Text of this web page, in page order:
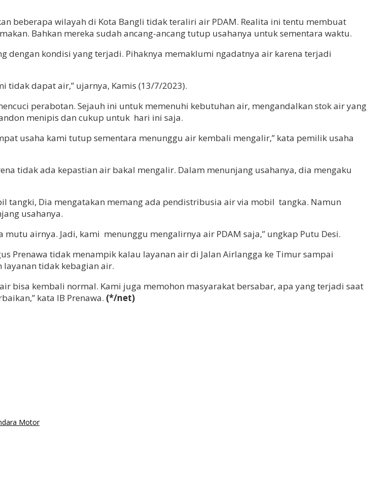
beberapa wilayah di Kota Bangli tidak teraliri air PDAM. Realita ini tentu membuat
Bahkan mereka sudah ancang-ancang tutup usahanya untuk sementara waktu.
dengan kondisi yang terjadi. Pihaknya memaklumi ngadatnya air karena terjadi
dapat air,” ujarnya, Kamis (13/7/2023).
perabotan. Sejauh ini untuk memenuhi kebutuhan air, mengandalkan stok air yang
menipis dan cukup untuk hari ini saja.
usaha kami tutup sementara menunggu air kembali mengalir,” kata pemilik usaha
tidak ada kepastian air bakal mengalir. Dalam menunjang usahanya, dia mengaku
Dia mengatakan memang ada pendistribusia air via mobil tangka. Namun
usahanya.
airnya. Jadi, kami menunggu mengalirnya air PDAM saja,” ungkap Putu Desi.
Prenawa tidak menampik kalau layanan air di Jalan Airlangga ke Timur sampai
tidak kebagian air.
bisa kembali normal. Kami juga memohon masyarakat bersabar, apa yang terjadi saat
kata IB Prenawa. (*/net)
Motor